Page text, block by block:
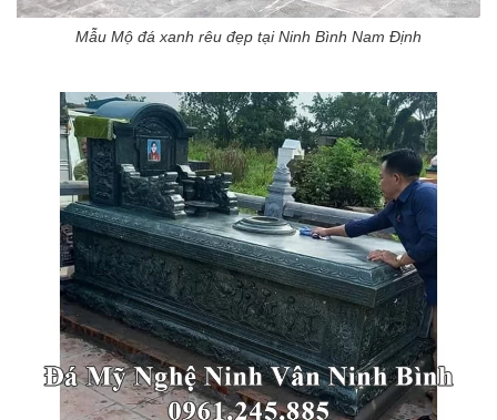
Mẫu Mộ đá xanh rêu đẹp tại Ninh Bình Nam Định